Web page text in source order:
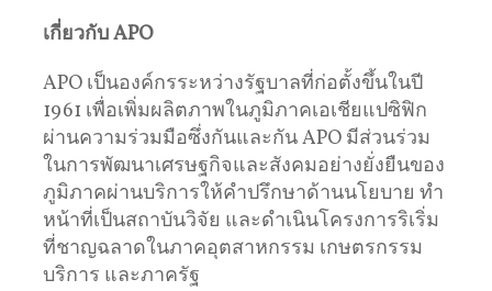
เกี่ยวกับ APO
APO เป็นองค์กรระหว่างรัฐบาลที่ก่อตั้งขึ้นในปี
1961 เพื่อเพิ่มผลิตภาพในภูมิภาคเอเชียแปซิฟิก
ผ่านความร่วมมือซึ่งกันและกัน APO มีส่วนร่วม
ในการพัฒนาเศรษฐกิจและสังคมอย่างยั่งยืนของ
ภูมิภาคผ่านบริการให้คำปรึกษาด้านนโยบาย ทำ
หน้าที่เป็นสถาบันวิจัย และดำเนินโครงการริเริ่ม
ที่ชาญฉลาดในภาคอุตสาหกรรม เกษตรกรรม
บริการ และภาครัฐ